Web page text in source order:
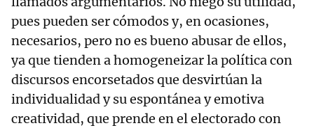
pues pueden ser cómodos y, en ocasiones,
necesarios, pero no es bueno abusar de ellos,
ya que tienden a homogeneizar la política con
discursos encorsetados que desvirtúan la
individualidad y su espontánea y emotiva
creatividad, que prende en el electorado con